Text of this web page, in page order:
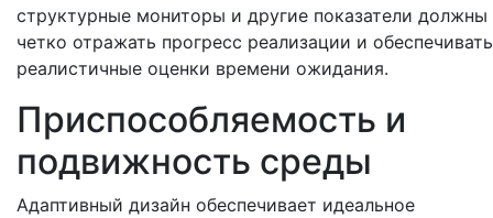
структурные мониторы и другие показатели должны
четко отражать прогресс реализации и обеспечивать
реалистичные оценки времени ожидания.
Приспособляемость и
подвижность среды
Адаптивный дизайн обеспечивает идеальное